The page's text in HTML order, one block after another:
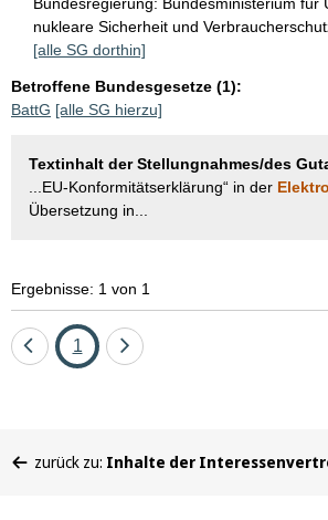
nukleare Sicherheit und
[alle SG dorthin]
Betroffene Bundesgesetze (1):
BattG [alle SG hierzu]
Textinhalt der Stellungnahmes/des
...EU-Konformitätserklärung“ in der
Übersetzung in...
Ergebnisse: 1 von 1
EineSeite
1
Eine
befinden
zurück zu: Inhalte der